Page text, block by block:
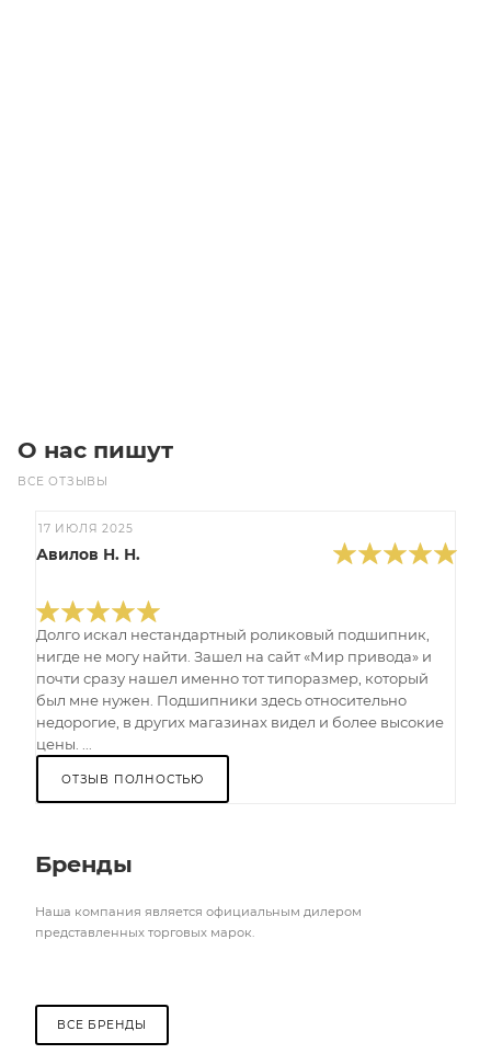
О нас пишут
ВСЕ ОТЗЫВЫ
17 ИЮЛЯ 2025
Авилов Н. Н.
Долго искал нестандартный роликовый подшипник,
нигде не могу найти. Зашел на сайт «Мир привода» и
почти сразу нашел именно тот типоразмер, который
был мне нужен. Подшипники здесь относительно
недорогие, в других магазинах видел и более высокие
цены. ...
ОТЗЫВ ПОЛНОСТЬЮ
Бренды
Наша компания является официальным дилером
представленных торговых марок.
ВСЕ БРЕНДЫ